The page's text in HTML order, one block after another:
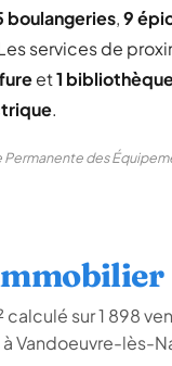
boulangeries,9
services de
et1
.
Permanente des
calculé sur 1 898
Vandoeuvre-lès-